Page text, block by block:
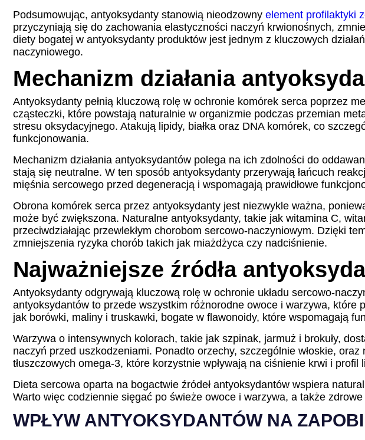
Podsumowując, antyoksydanty stanowią nieodzowny element profilaktyki
przyczyniają się do zachowania elastyczności naczyń krwionośnych,
diety bogatej w antyoksydanty produktów jest jednym z kluczowych
naczyniowego.
Mechanizm działania
Antyoksydanty pełnią kluczową rolę w ochronie komórek serca poprzez
cząsteczki, które powstają naturalnie w organizmie podczas przemian
stresu oksydacyjnego. Atakują lipidy, białka oraz DNA komórek, co
funkcjonowania.
Mechanizm działania antyoksydantów polega na ich zdolności do
stają się neutralne. W ten sposób antyoksydanty przerywają łańcuch
mięśnia sercowego przed degeneracją i wspomagają prawidłowe
Obrona komórek serca przez antyoksydanty jest niezwykle ważna,
może być zwiększona. Naturalne antyoksydanty, takie jak witamina C,
przeciwdziałając przewlekłym chorobom sercowo-naczyniowym. Dzięki
zmniejszenia ryzyka chorób takich jak miażdżyca czy nadciśnienie.
Najważniejsze źródła
Antyoksydanty odgrywają kluczową rolę w ochronie układu sercowo-
antyoksydantów to przede wszystkim różnorodne owoce i warzywa,
jak borówki, maliny i truskawki, bogate w flawonoidy, które wspomagają
Warzywa o intensywnych kolorach, takie jak szpinak, jarmuż i brokuły,
naczyń przed uszkodzeniami. Ponadto orzechy, szczególnie włoskie,
tłuszczowych omega-3, które korzystnie wpływają na ciśnienie krwi i profil
Dieta sercowa oparta na bogactwie źródeł antyoksydantów wspiera
Warto więc codziennie sięgać po świeże owoce i warzywa, a także
WPŁYW ANTYOKSYDANTÓW NA